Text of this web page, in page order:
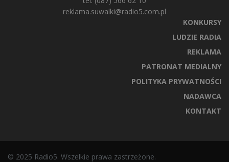
reklama.suwalki@radio5.com.pl
KONKURSY
LUDZIE RADIA
REKLAMA
PATRONAT MEDIALNY
POLITYKA PRYWATNOŚCI
NADAWCA
KONTAKT
© 2025 Radio5. Wszelkie prawa zastrzeżone.